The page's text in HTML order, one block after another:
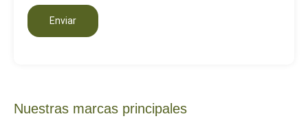
Enviar
Nuestras marcas principales